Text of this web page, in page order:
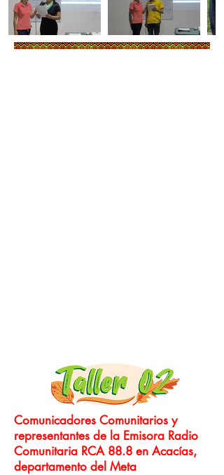
Comunicadores Comunitarios y
representantes de la Emisora Radio
Comunitaria RCA 88.8 en Acacías,
departamento del Meta